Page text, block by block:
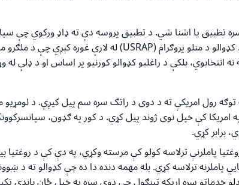
تطبیق یا اشنا شي. د تطبیق پروسه دې ته ډاډ ورکوي چې
د منلو پروګرام(USRAP)له لارې غوره کېږي چې د ملګرو
بلکې د راغلیو کډوالو کورنیو پر اساس او د ډلې له
رول امریکې ته د دوی د راتګ سره سم پیل کیږي. د لومړیو
کې خپل نوی ژوند پیل کړي. د کور په ګډون،
برابر کړي.
پاملرنې ترلاسه کولو کې مرسته وکړي، په دې کې د
ترلاسه کړي. بله مهمه دنده دا ده چې کډوالو ته د